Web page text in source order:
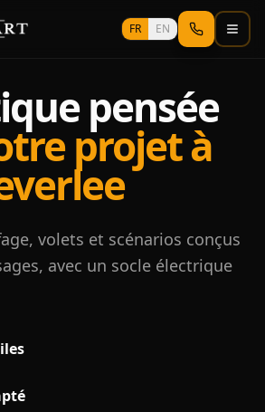
FR EN
pensée
projet à
volets et scénarios conçus
avec un socle électrique